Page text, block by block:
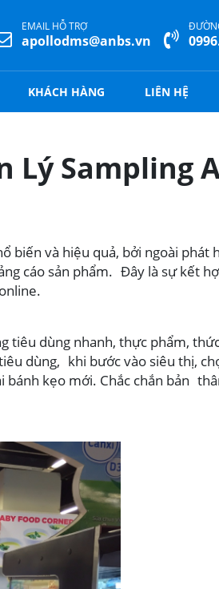
EMAIL HỖ TRỢ
apollodms@anbs.vn
KHÁCH HÀNG LIÊN HỆ
Lý Sampling
và hiệu quả, bởi ngoài phát
cáo sản phẩm. Đây là sự kết
dùng nhanh, thực phẩm,
dùng, khi bước vào siêu thị,
kẹo mới. Chắc chắn bản